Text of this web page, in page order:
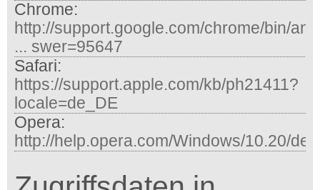
Chrome:
http://support.google.com/chrome/bin/an
... swer=95647
Safari:
https://support.apple.com/kb/ph21411?
locale=de_DE
Opera:
http://help.opera.com/Windows/10.20/de/